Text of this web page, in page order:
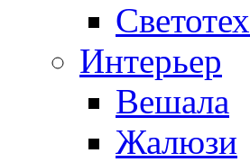
Интерьер
Вешала
Жалюзи